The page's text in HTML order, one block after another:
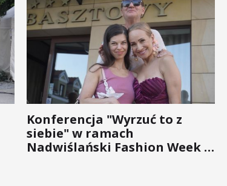
Konferencja "Wyrzuć to z
siebie" w ramach
Nadwiślański Fashion Week -